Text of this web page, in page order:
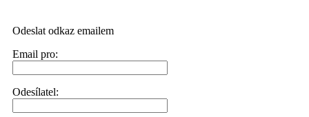
Odeslat odkaz emailem
Email pro:
Odesílatel: